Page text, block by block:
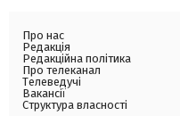
Про нас
Редакція
Редакційна політика
Про телеканал
Телеведучі
Вакансії
Структура власності